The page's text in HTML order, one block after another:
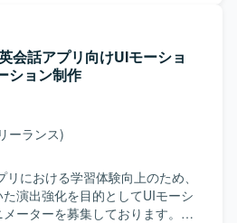
ドリブンに意思決定できる方が
て助け合いながら業務を遂行で
チャレンジできる方、自らステ
ミュニケーションを取り事業を
。 【ポジションの魅
ムの一員として、新規プロダク
わることができます。AIを用い
など、最新の開発手法を実務の
ライブラリや技術選定にも関与
ず設計・実装・コードレビュー
織で裁量高く働いていただけま
設計、UIデザインを行っていただ
事業課題、マーケット仮説を踏
ていただきます。 ・Figmaを用
、UIデザイン、プロトタイプ作
・v0、Lovable、Claude Code、
した動くプロトタイプの作成と
。 ・事業責任者、プロダクトマ
マーケティングメンバーと連携
上げと改善を推進していただき
ビューや定量データに基づく仮説
会話アプリ向けUIモーショ
ション制作
ーランス)
リにおける学習体験向上のため、
演出強化を目的としてUIモーシ
ーターを募集しております。